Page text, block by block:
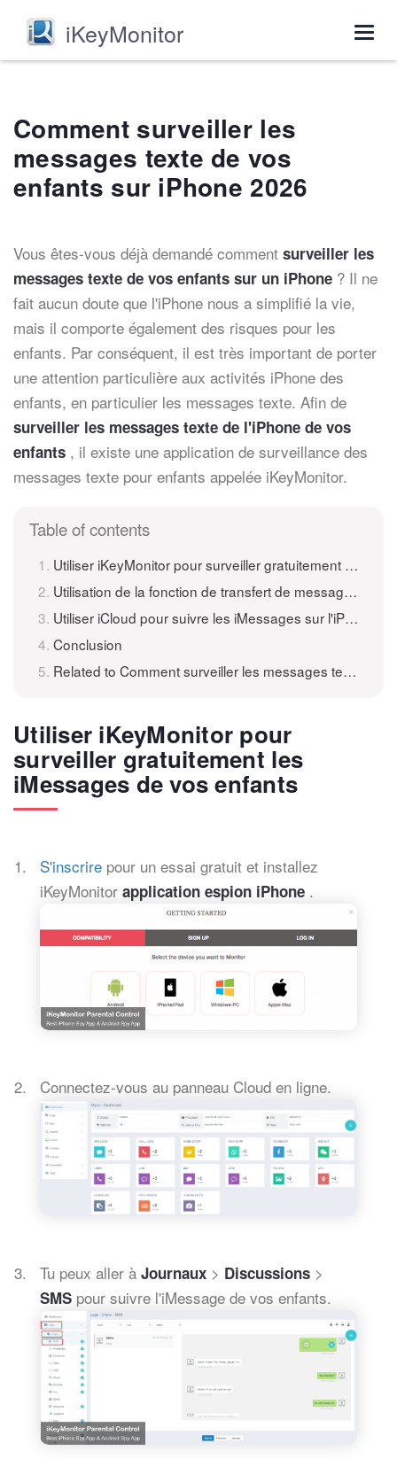
iKeyMonitor
Comment surveiller les
messages texte de vos
enfants sur iPhone 2026
Vous êtes-vous déjà demandé comment surveiller les
messages texte de vos enfants sur un iPhone ? Il ne
fait aucun doute que l'iPhone nous a simplifié la vie,
mais il comporte également des risques pour les
enfants. Par conséquent, il est très important de porter
une attention particulière aux activités iPhone des
enfants, en particulier les messages texte. Afin de
surveiller les messages texte de l'iPhone de vos
enfants , il existe une application de surveillance des
messages texte pour enfants appelée iKeyMonitor.
Table of contents
Utiliser iKeyMonitor pour surveiller gratuitement les iMessages de vos enfants
Utilisation de la fonction de transfert de messages texte pour surveiller les textes sur iPhone
Utiliser iCloud pour suivre les iMessages sur l'iPhone des enfants
Conclusion
Related to Comment surveiller les messages texte de vos enfants sur iPhone
Utiliser iKeyMonitor pour
surveiller gratuitement les
iMessages de vos enfants
S'inscrire pour un essai gratuit et installez
iKeyMonitor application espion iPhone .
Connectez-vous au panneau Cloud en ligne.
Tu peux aller à Journaux > Discussions >
SMS pour suivre l'iMessage de vos enfants.